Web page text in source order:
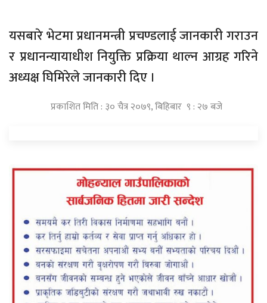
यसबारे भेटमा प्रधानमन्त्री प्रचण्डलाई जानकारी गराउन
र प्रधानन्यायाधीश नियुक्ति प्रक्रिया थाल्न आग्रह गरिने
अध्यक्ष घिमिरेले जानकारी दिए ।
प्रकाशित मिति : ३० चैत्र २०७९, बिहिबार ९ : २७ बजे